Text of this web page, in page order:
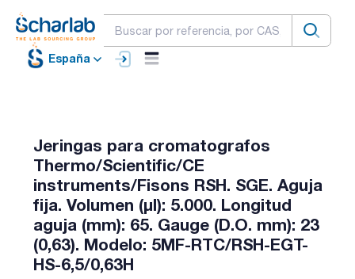
España
Jeringas para cromatografos
Thermo/Scientific/CE
instruments/Fisons RSH. SGE. Aguja
fija. Volumen (µl): 5.000. Longitud
aguja (mm): 65. Gauge (D.O. mm): 23
(0,63). Modelo: 5MF-RTC/RSH-EGT-
HS-6,5/0,63H